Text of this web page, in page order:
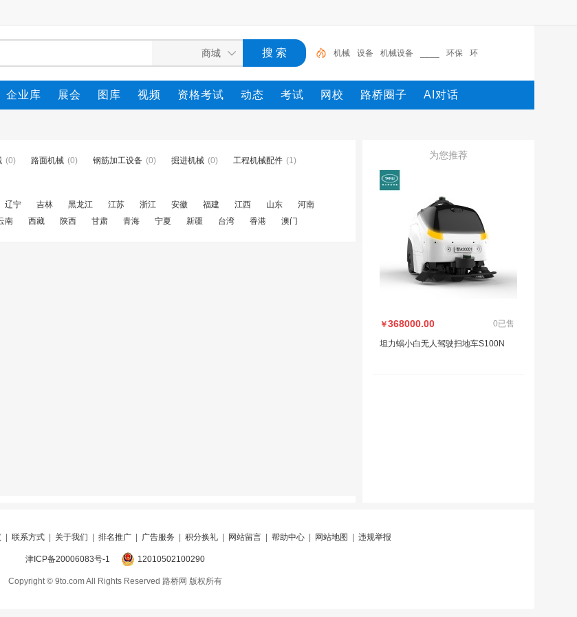
机械 设备 机械设备 环保 环
企业库 展会 图库 视频 资格考试 动态 考试 网校 路桥圈子 AI对话
(0) 路面机械 (0) 钢筋加工设备 (0) 掘进机械 (0) 工程机械配件 (1)
辽宁 吉林 黑龙江 江苏 浙江 安徽 福建 江西 山东
河南
南 西藏 陕西 甘肃 青海 宁夏 新疆 台湾 香港 澳门
为您推荐
￥368000.00 0已售
坦力蜗小白无人驾驶扫地车S100N
联系方式 关于我们 排名推广 广告服务 积分换礼 网站留言 帮助中心 网站地图 违规举报
津ICP备20006083号-1 12010502100290
Copyright © 9to.com All Rights Reserved 路桥网 版权所有